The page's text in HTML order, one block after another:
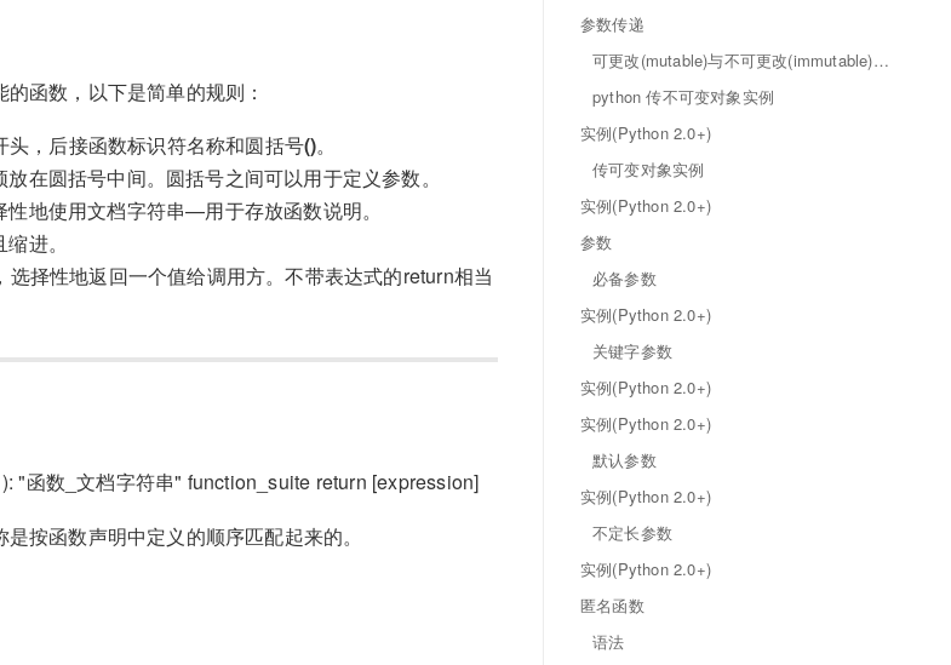
参数传递
可更改(mutable)与不可更改(immutable)对象
python 传不可变对象实例
实例(Python 2.0+)
传可变对象实例
实例(Python 2.0+)
参数
必备参数
实例(Python 2.0+)
关键字参数
实例(Python 2.0+)
实例(Python 2.0+)
默认参数
实例(Python 2.0+)
不定长参数
实例(Python 2.0+)
匿名函数
语法
函数，以下是简单的规则：
头，后接函数标识符名称和圆括号()。
在圆括号中间。圆括号之间可以用于定义参数。
地使用文档字符串—用于存放函数说明。
进。
选择性地返回一个值给调用方。不带表达式的return相当
"函数_文档字符串" function_suite return [expression]
按函数声明中定义的顺序匹配起来的。